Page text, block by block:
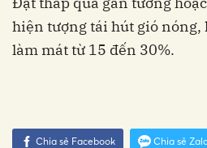
hiện tượng tái hút gió nóng,
làm mát từ 15 đến 30%.
Chia sẻ Facebook Chia sẻ